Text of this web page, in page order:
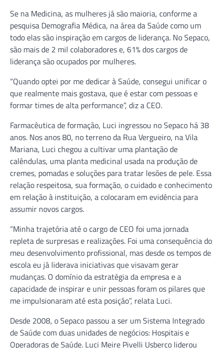
Se na Medicina, as mulheres já são maioria, conforme a
pesquisa Demografia Médica, na área da Saúde como um
todo elas são inspiração em cargos de liderança. No Sepaco,
são mais de 2 mil colaboradores e, 61% dos cargos de
liderança são ocupados por mulheres.
“Quando optei por me dedicar à Saúde, consegui unificar o
que realmente mais gostava, que é estar com pessoas e
formar times de alta performance”, diz a CEO.
Farmacêutica de formação, Luci ingressou no Sepaco há 38
anos. Nos anos 80, no terreno da Rua Vergueiro, na Vila
Mariana, Luci chegou a cultivar uma plantação de
calêndulas, uma planta medicinal usada na produção de
cremes, pomadas e soluções para tratar lesões de pele. Essa
relação respeitosa, sua formação, o cuidado e conhecimento
em relação à instituição, a colocaram em evidência para
assumir novos cargos.
“Minha trajetória até o cargo de CEO foi uma jornada
repleta de surpresas e realizações. Foi uma consequência do
meu desenvolvimento profissional, mas desde os tempos de
escola eu já liderava iniciativas que visavam gerar
mudanças. O domínio da estratégia da empresa e a
capacidade de inspirar e unir pessoas foram os pilares que
me impulsionaram até esta posição”, relata Luci.
Desde 2008, o Sepaco passou a ser um Sistema Integrado
de Saúde com duas unidades de negócios: Hospitais e
Operadoras de Saúde. Luci Meire Pivelli Usberco liderou